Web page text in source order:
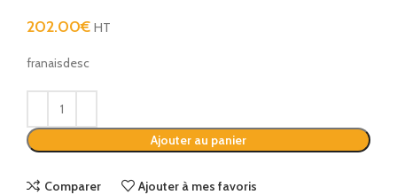
202.00€ HT
franaisdesc
Ajouter au panier
Comparer Ajouter à mes favoris